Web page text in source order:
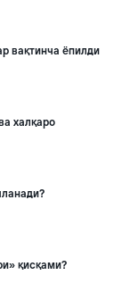
вақтинча ёпилди
халқаро
қисқами?